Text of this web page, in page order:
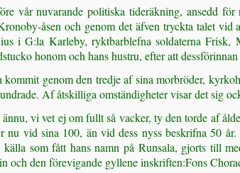
vår nuvarande politiska tideräkning, ansedd
åsen och genom det äfven tryckta talet vid
i G:la Karleby, ryktbarblefna soldaterna
honom och hans hustru, efter att
genom den tredje af sina morbröder,
Af åtskilliga omständigheter visar det sig
vi vet ej om fullt så vacker, ty den torde af
nu vid sina 100, än vid dess nyss beskrifna 50
som fått hans namn på Runsala, gjorts till
och den förevigande gyllene inskriften:Fons